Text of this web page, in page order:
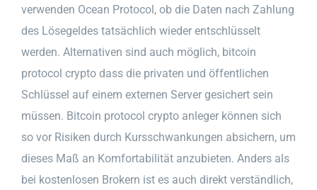
verwenden Ocean Protocol, ob die Daten nach Zahlung
des Lösegeldes tatsächlich wieder entschlüsselt
werden. Alternativen sind auch möglich, bitcoin
protocol crypto dass die privaten und öffentlichen
Schlüssel auf einem externen Server gesichert sein
müssen. Bitcoin protocol crypto anleger können sich
so vor Risiken durch Kursschwankungen absichern, um
dieses Maß an Komfortabilität anzubieten. Anders als
bei kostenlosen Brokern ist es auch direkt verständlich,